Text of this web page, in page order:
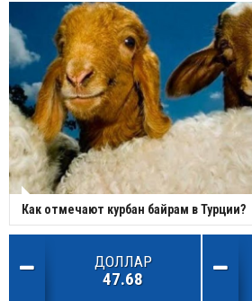
Как отмечают курбан байрам в Турции?
ДОЛЛАР
47.68